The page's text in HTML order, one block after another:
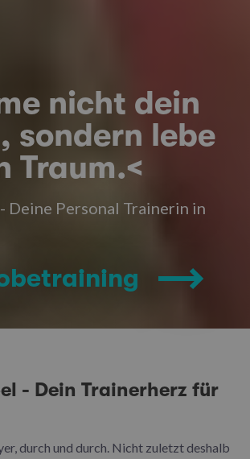
nicht dein
sondern lebe
Traum.<
Deine Personal Trainerin in
- Dein Trainerherz für
durch und durch. Nicht zuletzt deshalb